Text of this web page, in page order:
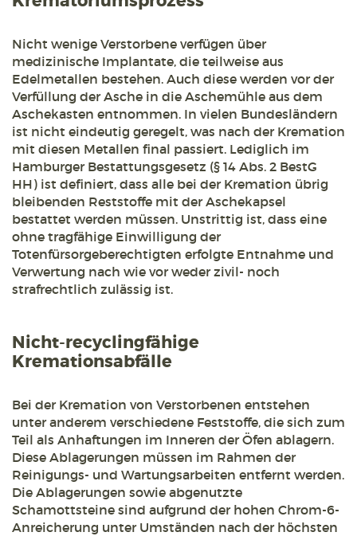
Nicht wenige Verstorbene verfügen über
medizinische Implantate, die teilweise aus
Edelmetallen bestehen. Auch diese werden vor der
Verfüllung der Asche in die Aschemühle aus dem
Aschekasten entnommen. In vielen Bundesländern
ist nicht eindeutig geregelt, was nach der Kremation
mit diesen Metallen final passiert. Lediglich im
Hamburger Bestattungsgesetz (§ 14 Abs. 2 BestG
HH) ist definiert, dass alle bei der Kremation übrig
bleibenden Reststoffe mit der Aschekapsel
bestattet werden müssen. Unstrittig ist, dass eine
ohne tragfähige Einwilligung der
Totenfürsorgeberechtigten erfolgte Entnahme und
Verwertung nach wie vor weder zivil- noch
strafrechtlich zulässig ist.
Nicht-recyclingfähige
Kremationsabfälle
Bei der Kremation von Verstorbenen entstehen
unter anderem verschiedene Feststoffe, die sich zum
Teil als Anhaftungen im Inneren der Öfen ablagern.
Diese Ablagerungen müssen im Rahmen der
Reinigungs- und Wartungsarbeiten entfernt werden.
Die Ablagerungen sowie abgenutzte
Schamottsteine sind aufgrund der hohen Chrom-6-
Anreicherung unter Umständen nach der höchsten